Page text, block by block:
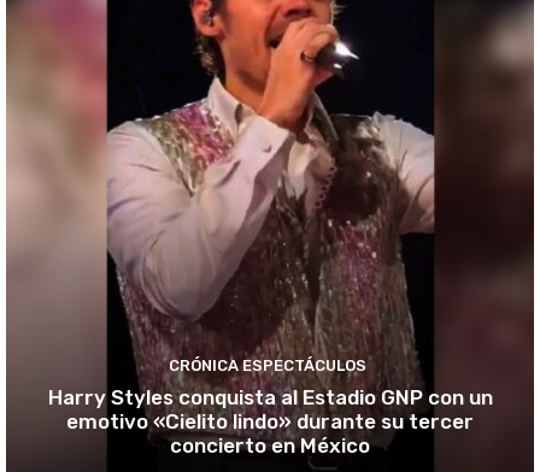
CRÓNICA ESPECTÁCULOS
Harry Styles conquista al Estadio GNP con un
emotivo «Cielito lindo» durante su tercer
concierto en México